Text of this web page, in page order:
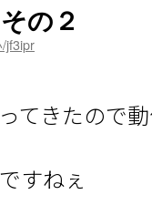
の２
/jf3ipr
てきたので
すねぇ